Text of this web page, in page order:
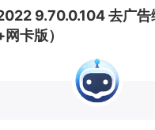
9.70.0.104 去广告
网卡版）